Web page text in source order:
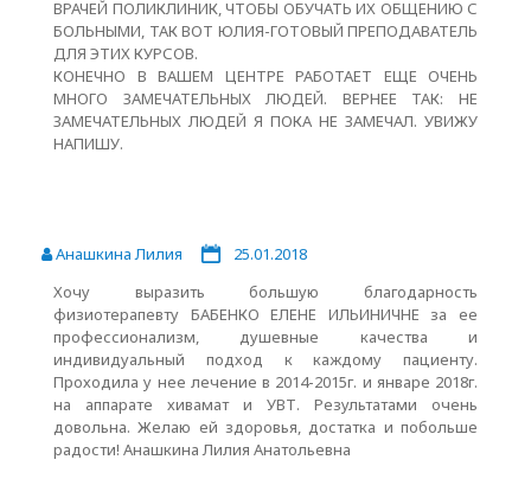
ВРАЧЕЙ ПОЛИКЛИНИК, ЧТОБЫ ОБУЧАТЬ ИХ ОБЩЕНИЮ С
БОЛЬНЫМИ, ТАК ВОТ ЮЛИЯ-ГОТОВЫЙ ПРЕПОДАВАТЕЛЬ
ДЛЯ ЭТИХ КУРСОВ.
КОНЕЧНО В ВАШЕМ ЦЕНТРЕ РАБОТАЕТ ЕЩЕ ОЧЕНЬ
МНОГО ЗАМЕЧАТЕЛЬНЫХ ЛЮДЕЙ. ВЕРНЕЕ ТАК: НЕ
ЗАМЕЧАТЕЛЬНЫХ ЛЮДЕЙ Я ПОКА НЕ ЗАМЕЧАЛ. УВИЖУ
НАПИШУ.
Анашкина Лилия
25.01.2018
Хочу выразить большую благодарность
физиотерапевту БАБЕНКО ЕЛЕНЕ ИЛЬИНИЧНЕ за ее
профессионализм, душевные качества и
индивидуальный подход к каждому пациенту.
Проходила у нее лечение в 2014-2015г. и январе 2018г.
на аппарате хивамат и УВТ. Результатами очень
довольна. Желаю ей здоровья, достатка и побольше
радости! Анашкина Лилия Анатольевна